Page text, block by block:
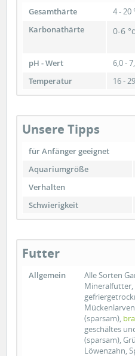
Gesamthärte
4 - 20
Karbonathärte
0-6
pH - Wert
6,0 -
Temperatur
16 -
Unsere Tipps
für Anfänger geeignet
Aquariumgröße
Verhalten
Schwierigkeit
Futter
Allgemein
Alle Sorten
(sparsam),
geschältes
(sparsam),
Löwenzahn,